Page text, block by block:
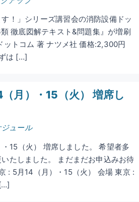
す！」シリーズ講習会の消防設備ドッ
徹底図解テキスト&問題集』が増刷
ットコム 著 ナツメ社 価格:2,300円
は […]
月）・15（火） 増席し
ュール
15（火） 増席しました。 希望者多
たしました。 まだまだお申込みお待
: 5月14（月）・15（火） 会場 東京 :